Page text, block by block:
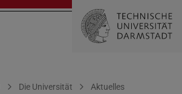
Die Universität Aktuelles